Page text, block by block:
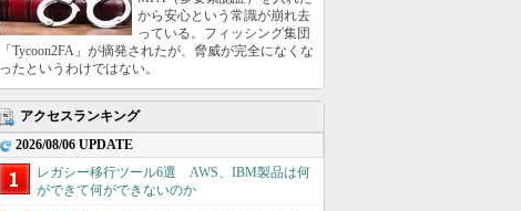
から安心という常識が崩れ去
っている。フィッシング集団
「Tycoon2FA」が摘発されたが、脅威が完全になくな
ったというわけではない。
アクセスランキング
2026/08/06 UPDATE
レガシー移行ツール6選 AWS、IBM製品は何
ができて何ができないのか